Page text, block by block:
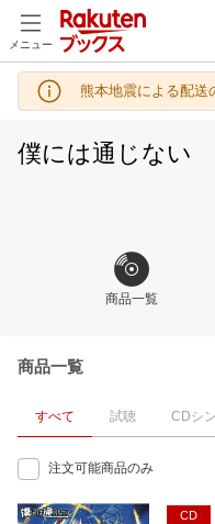
メニュー
熊本地震による配送
僕には通じない
商品一覧
商品一覧
すべて 試聴 CDシ
注文可能商品のみ
CD